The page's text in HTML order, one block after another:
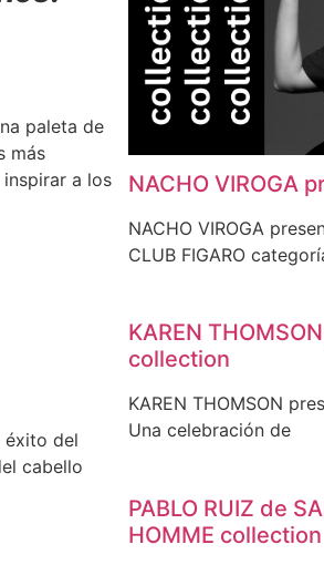
paleta de
más
a los
éxito del
cabello
NACHO VIROGA
NACHO VIROGA
CLUB FIGARO
KAREN
collection
KAREN THOMSON
Una celebración de
PABLO RUIZ de
HOMME collection